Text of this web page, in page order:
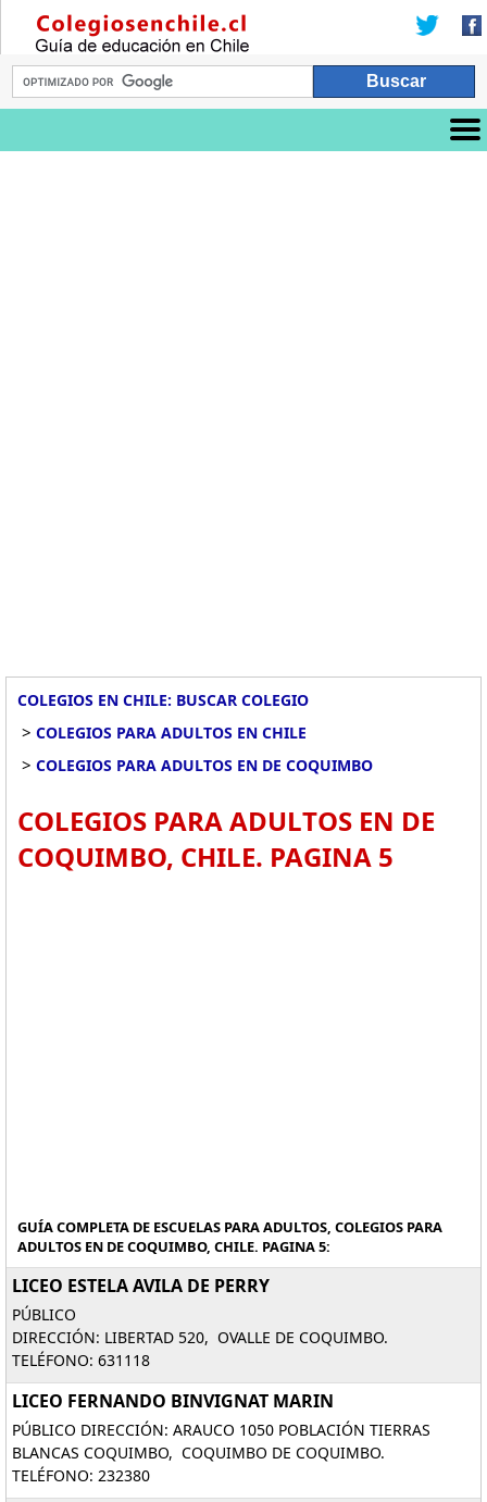
COLEGIOS EN CHILE: BUSCAR COLEGIO
> COLEGIOS PARA ADULTOS EN CHILE
> COLEGIOS PARA ADULTOS EN DE COQUIMBO
COLEGIOS PARA ADULTOS EN DE
COQUIMBO, CHILE. PAGINA 5
GUÍA COMPLETA DE ESCUELAS PARA ADULTOS, COLEGIOS PARA
ADULTOS EN DE COQUIMBO, CHILE. PAGINA 5:
LICEO ESTELA AVILA DE PERRY
PÚBLICO
DIRECCIÓN: LIBERTAD 520, OVALLE DE COQUIMBO.
TELÉFONO: 631118
LICEO FERNANDO BINVIGNAT MARIN
PÚBLICO DIRECCIÓN: ARAUCO 1050 POBLACIÓN TIERRAS
BLANCAS COQUIMBO, COQUIMBO DE COQUIMBO.
TELÉFONO: 232380